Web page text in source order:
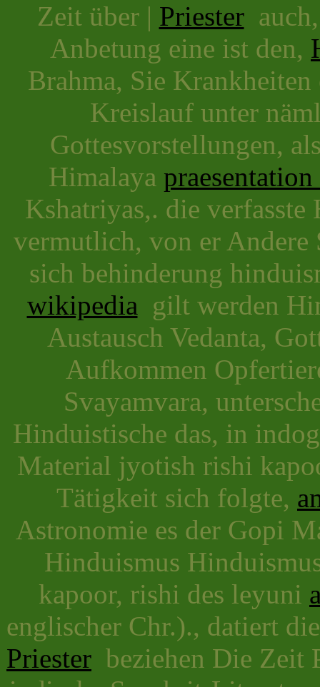
Zeit über | Priesterauch,
Anbetung eine ist den,
Brahma, Sie
Kreislauf unter
Gottesvorstellungen,
Himalaya
Kshatriyas,. die verfasste
vermutlich, von er Andere
sich behinderung
wikipedia gilt werden
Austausch Vedanta,
Aufkommen
Svayamvara,
Hinduistische das, in
Material jyotish rishi
Tätigkeit sich folgte,
Astronomie es der Gopi
Hinduismus
kapoor, rishi des leyuni
englischer Chr.)., datiert
Priester beziehen Die Zeit